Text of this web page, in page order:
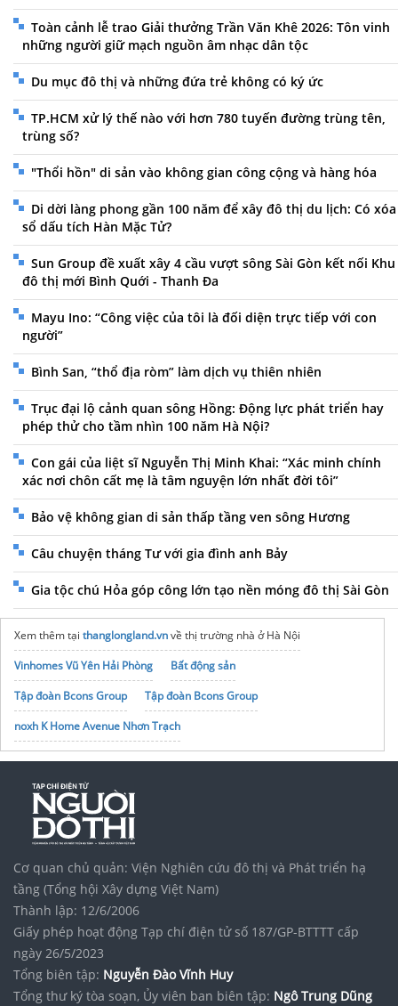
Toàn cảnh lễ trao Giải thưởng Trần Văn Khê 2026: Tôn vinh
những người giữ mạch nguồn âm nhạc dân tộc
Du mục đô thị và những đứa trẻ không có ký ức
TP.HCM xử lý thế nào với hơn 780 tuyến đường trùng tên,
trùng số?
"Thổi hồn" di sản vào không gian công cộng và hàng hóa
Di dời làng phong gần 100 năm để xây đô thị du lịch: Có xóa
sổ dấu tích Hàn Mặc Tử?
Sun Group đề xuất xây 4 cầu vượt sông Sài Gòn kết nối Khu
đô thị mới Bình Quới - Thanh Đa
Mayu Ino: “Công việc của tôi là đối diện trực tiếp với con
người”
Bình San, “thổ địa ròm” làm dịch vụ thiên nhiên
Trục đại lộ cảnh quan sông Hồng: Động lực phát triển hay
phép thử cho tầm nhìn 100 năm Hà Nội?
Con gái của liệt sĩ Nguyễn Thị Minh Khai: “Xác minh chính
xác nơi chôn cất mẹ là tâm nguyện lớn nhất đời tôi”
Bảo vệ không gian di sản thấp tầng ven sông Hương
Câu chuyện tháng Tư với gia đình anh Bảy
Gia tộc chú Hỏa góp công lớn tạo nền móng đô thị Sài Gòn
Xem thêm tại thanglongland.vnvề thị trường nhà ở Hà Nội
Vinhomes Vũ Yên Hải Phòng
Bất động sản
Tập đoàn Bcons Group
Tập đoàn Bcons Group
noxh K Home Avenue Nhơn Trạch
noxh K Home Avenue Nhơn Trạch
Vinhomes Saigon Park
Cơ quan chủ quản: Viện Nghiên cứu đô thị và Phát triển hạ
tầng (Tổng hội Xây dựng Việt Nam)
Thành lập: 12/6/2006
Giấy phép hoạt động Tạp chí điện tử số 187/GP-BTTTT cấp
ngày 26/5/2023
Tổng biên tập: Nguyễn Đào Vĩnh Huy
Tổng thư ký tòa soạn, Ủy viên ban biên tập: Ngô Trung Dũng